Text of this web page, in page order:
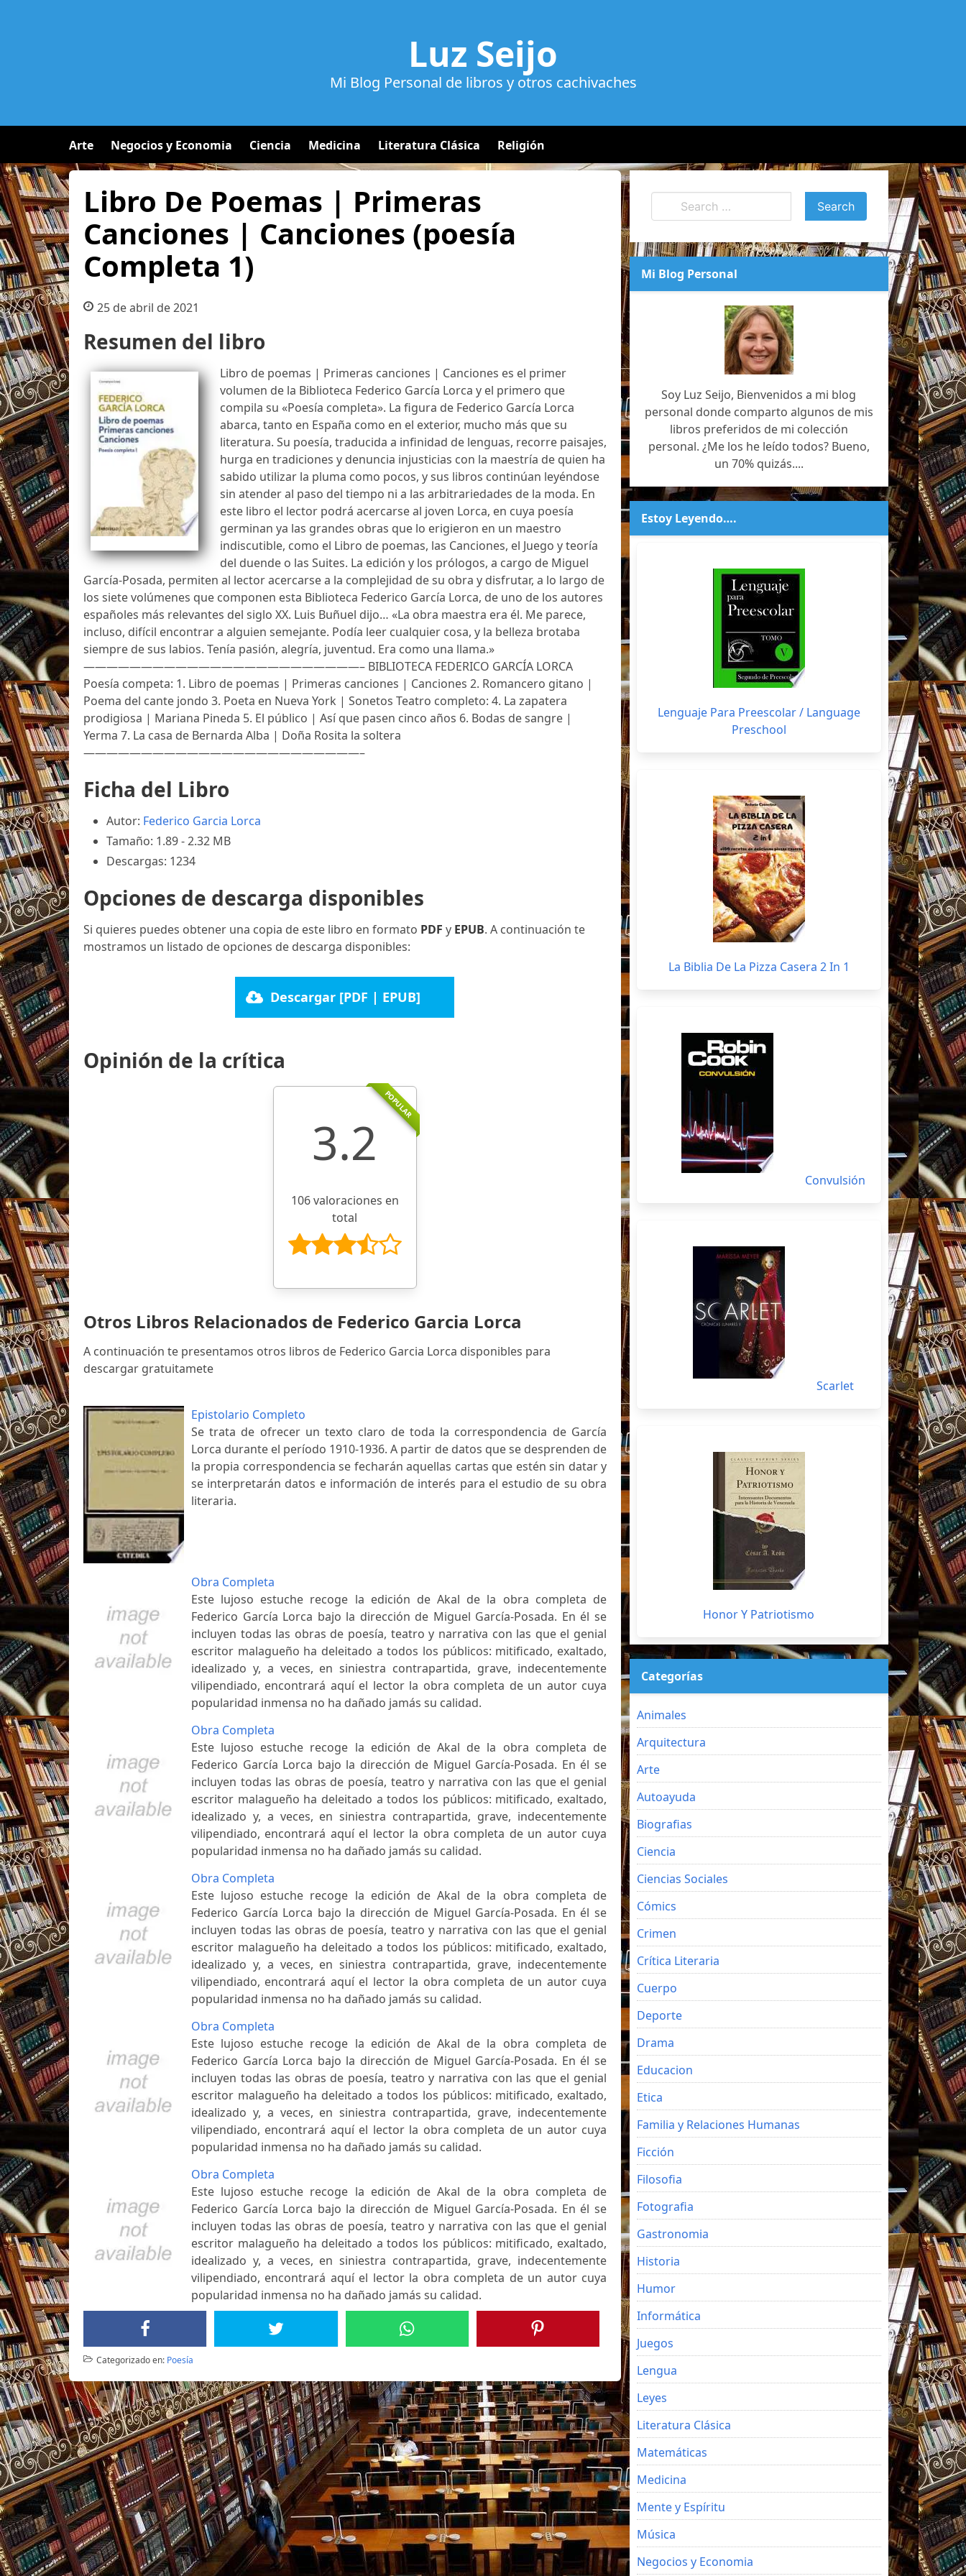
Luz Seijo
Mi Blog Personal de libros y otros cachivaches
Arte Negocios y Economia Ciencia Medicina Literatura Clásica Religión
Libro De Poemas | Primeras
Canciones | Canciones (poesía
Completa 1)
25 de abril de 2021
Resumen del libro
Libro de poemas | Primeras canciones | Canciones es el primer
volumen de la Biblioteca Federico García Lorca y el primero que
compila su «Poesía completa». La figura de Federico García Lorca
abarca, tanto en España como en el exterior, mucho más que su
literatura. Su poesía, traducida a infinidad de lenguas, recorre paisajes,
hurga en tradiciones y denuncia injusticias con la maestría de quien ha
sabido utilizar la pluma como pocos, y sus libros continúan leyéndose
sin atender al paso del tiempo ni a las arbitrariedades de la moda. En
este libro el lector podrá acercarse al joven Lorca, en cuya poesía
germinan ya las grandes obras que lo erigieron en un maestro
indiscutible, como el Libro de poemas, las Canciones, el Juego y teoría
del duende o las Suites. La edición y los prólogos, a cargo de Miguel
García-Posada, permiten al lector acercarse a la complejidad de su obra y disfrutar, a lo largo de
los siete volúmenes que componen esta Biblioteca Federico García Lorca, de uno de los autores
españoles más relevantes del siglo XX. Luis Buñuel dijo… «La obra maestra era él. Me parece,
incluso, difícil encontrar a alguien semejante. Podía leer cualquier cosa, y la belleza brotaba
siempre de sus labios. Tenía pasión, alegría, juventud. Era como una llama.»
————————————————————————– BIBLIOTECA FEDERICO GARCÍA LORCA
Poesía competa: 1. Libro de poemas | Primeras canciones | Canciones 2. Romancero gitano |
Poema del cante jondo 3. Poeta en Nueva York | Sonetos Teatro completo: 4. La zapatera
prodigiosa | Mariana Pineda 5. El público | Así que pasen cinco años 6. Bodas de sangre |
Yerma 7. La casa de Bernarda Alba | Doña Rosita la soltera
————————————————————————–
Ficha del Libro
Autor: Federico Garcia Lorca
Tamaño: 1.89 - 2.32 MB
Descargas: 1234
Opciones de descarga disponibles
Si quieres puedes obtener una copia de este libro en formato PDF y EPUB. A continuación te
mostramos un listado de opciones de descarga disponibles:
Descargar [PDF | EPUB]
Opinión de la crítica
POPULAR
3.2
106 valoraciones en
total
Otros Libros Relacionados de Federico Garcia Lorca
A continuación te presentamos otros libros de Federico Garcia Lorca disponibles para
descargar gratuitamete
Epistolario Completo
Se trata de ofrecer un texto claro de toda la correspondencia de García
Lorca durante el período 1910-1936. A partir de datos que se desprenden de
la propia correspondencia se fecharán aquellas cartas que estén sin datar y
se interpretarán datos e información de interés para el estudio de su obra
literaria.
Obra Completa
Este lujoso estuche recoge la edición de Akal de la obra completa de
Federico García Lorca bajo la dirección de Miguel García-Posada. En él se
incluyen todas las obras de poesía, teatro y narrativa con las que el genial
escritor malagueño ha deleitado a todos los públicos: mitificado, exaltado,
idealizado y, a veces, en siniestra contrapartida, grave, indecentemente
vilipendiado, encontrará aquí el lector la obra completa de un autor cuya
popularidad inmensa no ha dañado jamás su calidad.
Obra Completa
Este lujoso estuche recoge la edición de Akal de la obra completa de
Federico García Lorca bajo la dirección de Miguel García-Posada. En él se
incluyen todas las obras de poesía, teatro y narrativa con las que el genial
escritor malagueño ha deleitado a todos los públicos: mitificado, exaltado,
idealizado y, a veces, en siniestra contrapartida, grave, indecentemente
vilipendiado, encontrará aquí el lector la obra completa de un autor cuya
popularidad inmensa no ha dañado jamás su calidad.
Obra Completa
Este lujoso estuche recoge la edición de Akal de la obra completa de
Federico García Lorca bajo la dirección de Miguel García-Posada. En él se
incluyen todas las obras de poesía, teatro y narrativa con las que el genial
escritor malagueño ha deleitado a todos los públicos: mitificado, exaltado,
idealizado y, a veces, en siniestra contrapartida, grave, indecentemente
vilipendiado, encontrará aquí el lector la obra completa de un autor cuya
popularidad inmensa no ha dañado jamás su calidad.
Obra Completa
Este lujoso estuche recoge la edición de Akal de la obra completa de
Federico García Lorca bajo la dirección de Miguel García-Posada. En él se
incluyen todas las obras de poesía, teatro y narrativa con las que el genial
escritor malagueño ha deleitado a todos los públicos: mitificado, exaltado,
idealizado y, a veces, en siniestra contrapartida, grave, indecentemente
vilipendiado, encontrará aquí el lector la obra completa de un autor cuya
popularidad inmensa no ha dañado jamás su calidad.
Obra Completa
Este lujoso estuche recoge la edición de Akal de la obra completa de
Federico García Lorca bajo la dirección de Miguel García-Posada. En él se
incluyen todas las obras de poesía, teatro y narrativa con las que el genial
escritor malagueño ha deleitado a todos los públicos: mitificado, exaltado,
idealizado y, a veces, en siniestra contrapartida, grave, indecentemente
vilipendiado, encontrará aquí el lector la obra completa de un autor cuya
popularidad inmensa no ha dañado jamás su calidad.
Categorizado en: Poesía
Mi Blog Personal
Soy Luz Seijo, Bienvenidos a mi blog
personal donde comparto algunos de mis
libros preferidos de mi colección
personal. ¿Me los he leído todos? Bueno,
un 70% quizás....
Estoy Leyendo….
Lenguaje Para Preescolar / Language
Preschool
La Biblia De La Pizza Casera 2 In 1
Convulsión
Scarlet
Honor Y Patriotismo
Categorías
Animales
Arquitectura
Arte
Autoayuda
Biografias
Ciencia
Ciencias Sociales
Cómics
Crimen
Crítica Literaria
Cuerpo
Deporte
Drama
Educacion
Etica
Familia y Relaciones Humanas
Ficción
Filosofia
Fotografia
Gastronomia
Historia
Humor
Informática
Juegos
Lengua
Leyes
Literatura Clásica
Matemáticas
Medicina
Mente y Espíritu
Música
Negocios y Economia